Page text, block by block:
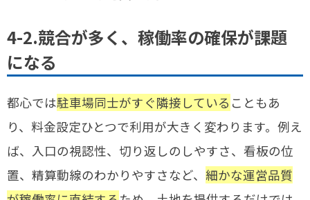
4-2.競合が多く、稼働率の確保が課題
になる
都心では駐車場同士がすぐ隣接している こともあ
り、料金設定ひとつで利用が大きく変わります。例え
ば、入口の視認性、切り返しのしやすさ、看板の位
置、精算動線のわかりやすさなど、 細かな運営品質